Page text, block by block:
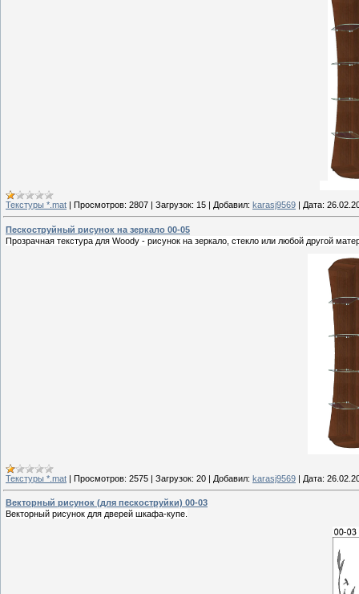
Текстуры *.mat | Просмотров: 2807 | Загрузок: 15 | Добавил: karasj9569 | Дата:
Пескоструйный рисунок на зеркало 00-05
Прозрачная текстура для Woody - рисунок на зеркало, стекло или любой другой
Текстуры *.mat | Просмотров: 2575 | Загрузок: 20 | Добавил: karasj9569 | Дата:
Векторный рисунок (для пескоструйки) 00-03
Векторный рисунок для дверей шкафа-купе.